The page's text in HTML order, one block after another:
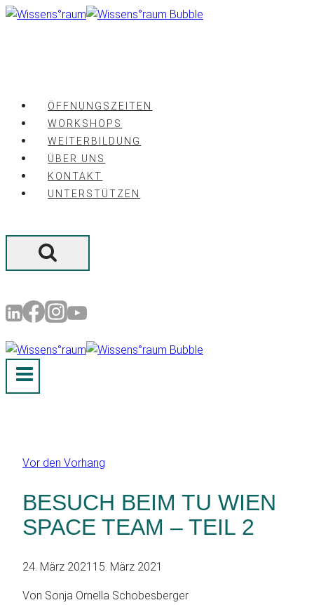
Zum
ÖFFNUNGSZEITEN
WORKSHOPS
WEITERBILDUNG
ÜBER UNS
KONTAKT
UNTERSTÜTZEN
Vor den Vorhang
BESUCH BEIM TU WIEN
SPACE TEAM – TEIL 2
24. März 2021 15. März 2021
Von Sonja Ornella Schobesberger